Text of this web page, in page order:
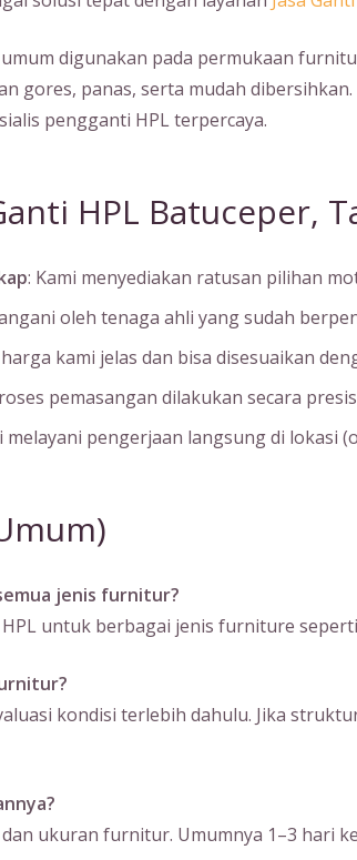
digunakan pada permukaan
gores, panas, serta mudah
pengganti HPL terpercaya.
HPL Batuceper,
: Kami menyediakan ratusan pilihan
oleh tenaga ahli yang sudah
kami jelas dan bisa disesuaikan
pemasangan dilakukan secara
melayani pengerjaan langsung di lokasi
jenis furnitur?
untuk berbagai jenis furniture
kondisi terlebih dahulu. Jika
ukuran furnitur. Umumnya 1–3 hari